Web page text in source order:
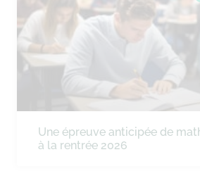
Une épreuve anticipée de
à la rentrée 2026